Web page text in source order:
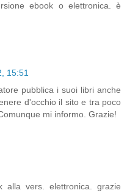
ebook o elettronica. è
15:51
pubblica i suoi libri anche
d'occhio il sito e tra poco
mi informo. Grazie!
alla vers. elettronica. grazie